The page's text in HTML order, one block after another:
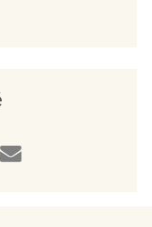
via twitter